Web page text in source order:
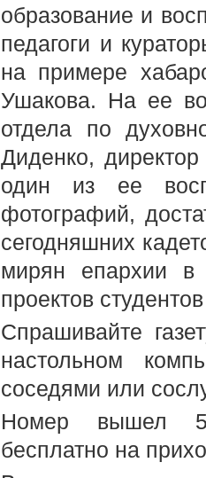
образование и
педагоги и
на примере
Ушакова. На ее
отдела по
Диденко,
один из ее
фотографий,
сегодняшних
мирян епархии в
проектов
Спрашивайте
настольном
соседями или
Номер вышел 5-
бесплатно на